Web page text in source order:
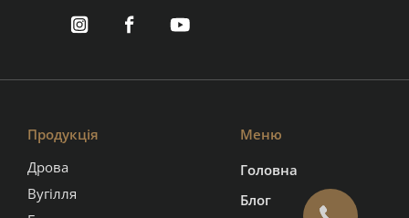
Продукція
Дрова
Вугілля
Меню
Головна
Блог